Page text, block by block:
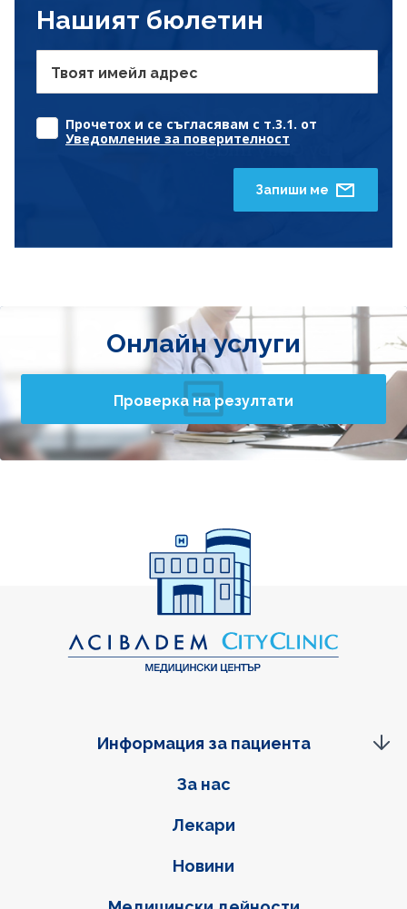
Нашият бюлетин
Твоят имейл адрес
Прочетох и се съгласявам с т.3.1. от
Уведомление за поверителност
Запиши ме
Онлайн услуги
Проверка на резултати
Фуутер навигация
За нас
Лекари
Новини
Информация за пациента